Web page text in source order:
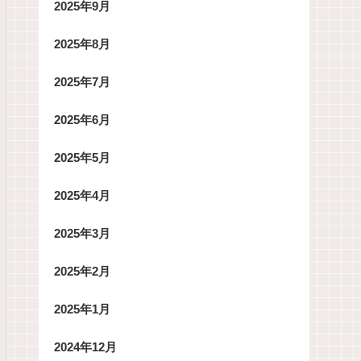
2025年9月
2025年8月
2025年7月
2025年6月
2025年5月
2025年4月
2025年3月
2025年2月
2025年1月
2024年12月